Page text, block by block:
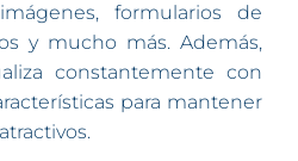
formularios de
y mucho más. Además,
constantemente con
para mantener